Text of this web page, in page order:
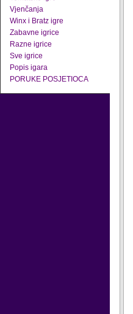
Vjenčanja
Winx i Bratz igre
Zabavne igrice
Razne igrice
Sve igrice
Popis igara
PORUKE POSJETIOCA